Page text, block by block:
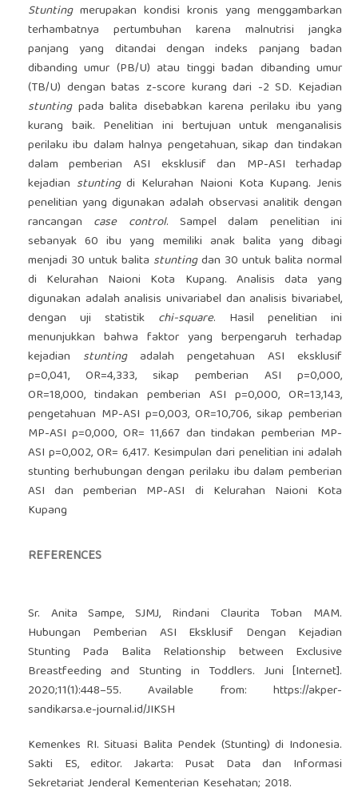
Stuntingmerupakan kondisi kronis yang menggambarkan
terhambatnya pertumbuhan karena malnutrisi jangka
panjang yang ditandai dengan indeks panjang badan
dibanding umur (PB/U) atau tinggi badan dibanding umur
(TB/U) dengan batas z-score kurang dari -2 SD. Kejadian
stuntingpada balita disebabkan karena perilaku ibu yang
kurang baik. Penelitian ini bertujuan untuk menganalisis
perilaku ibu dalam halnya pengetahuan, sikap dan tindakan
dalam pemberian ASI eksklusif dan MP-ASI terhadap
kejadian stuntingdi Kelurahan Naioni Kota Kupang. Jenis
penelitian yang digunakan adalah observasi analitik dengan
rancangan case control­. Sampel dalam penelitian ini
sebanyak 60 ibu yang memiliki anak balita yang dibagi
menjadi 30 untuk balita stuntingdan 30 untuk balita normal
di Kelurahan Naioni Kota Kupang. Analisis data yang
digunakan adalah analisis univariabel dan analisis bivariabel,
dengan uji statistik chi-square. Hasil penelitian ini
menunjukkan bahwa faktor yang berpengaruh terhadap
kejadian stuntingadalah pengetahuan ASI eksklusif
p=0,041, OR=4,333, sikap pemberian ASI p=0,000,
OR=18,000, tindakan pemberian ASI p=0,000, OR=13,143,
pengetahuan MP-ASI p=0,003, OR=10,706, sikap pemberian
MP-ASI p=0,000, OR= 11,667 dan tindakan pemberian MP-
ASI p=0,002, OR= 6,417. Kesimpulan dari penelitian ini adalah
stunting berhubungan dengan perilaku ibu dalam pemberian
ASI dan pemberian MP-ASI di Kelurahan Naioni Kota
Kupang
REFERENCES
Sr. Anita Sampe, SJMJ, Rindani Claurita Toban MAM.
Hubungan Pemberian ASI Eksklusif Dengan Kejadian
Stunting Pada Balita Relationship between Exclusive
Breastfeeding and Stunting in Toddlers. Juni [Internet].
2020;11(1):448–55. Available from:https://akper-
sandikarsa.e-journal.id/JIKSH
Kemenkes RI. Situasi Balita Pendek (Stunting) di Indonesia.
Sakti ES, editor. Jakarta: Pusat Data dan Informasi
Sekretariat Jenderal Kementerian Kesehatan; 2018.